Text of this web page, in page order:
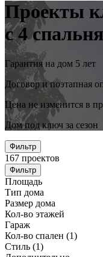
Проекты
с 4
Гарантия на дом 5 лет
Договор и поэтапная
Цена не изменится в
Дом под ключ за сезон
Фильтр
167 проектов
Фильтр
Площадь
Тип дома
Размер дома
Кол-во этажей
Гараж
Кол-во спален (1)
Стиль (1)